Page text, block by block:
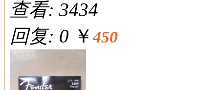
查看: 3434
回复: 0 ￥450